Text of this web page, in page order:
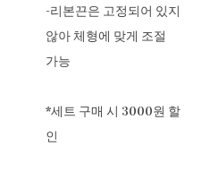
-리본끈은 고정되어 있지
않아 체형에 맞게 조절
가능
*세트 구매 시 3000원 할
인